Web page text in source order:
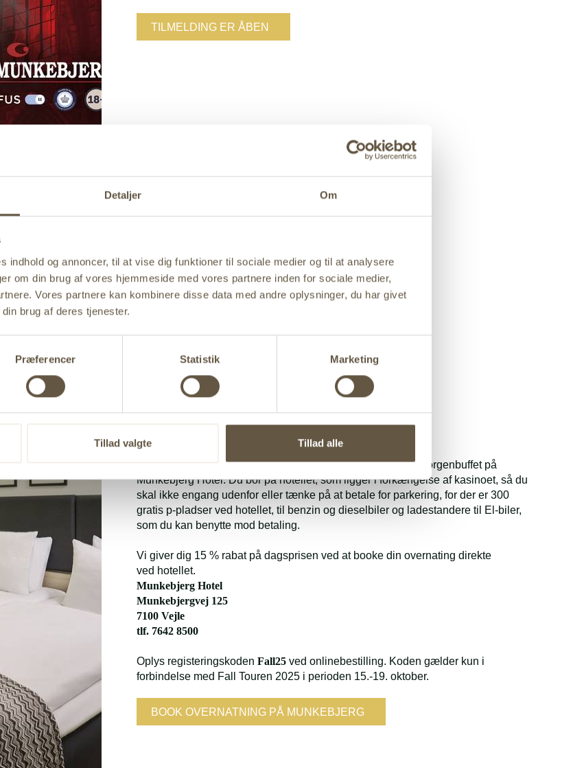
Detaljer Om
indhold og annoncer, til at vise dig funktioner til sociale medier og til at analysere
om din brug af vores hjemmeside med vores partnere inden for sociale medier,
Vores partnere kan kombinere disse data med andre oplysninger, du har givet
brug af deres tjenester.
Præferencer Statistik Marketing
Tillad valgte Tillad alle
TILMELDING ER ÅBEN
Det koster kr. 1.150,- at spille med
har et lavt buy-in. Det betyder, at alle har en chance for at være med.
to dage er med dobbeltstart. Alle dage er der sen registrering.
købe dig ind i turneringen helt indtil første pause – der er dermed
hvor mange starter du giver et skud. Så får man den største stack
Så der er mange muligheder for at komme med i finalen.
Deep Stack er også tilbage på programmet og koster kr. 1.150,- at
der også blive nogle gode præmier til de bedste spillere.
Pokerovernatning med rabat
Overnatning på Munkebjerg Hotel i Vejle
Book en hyggelig overnatning i standardværelse inkl. stor morgenbuffet på
Munkebjerg Hotel. Du bor på hotellet, som ligger i forkængelse af kasinoet, så du
skal ikke engang udenfor eller tænke på at betale for parkering, for der er 300
gratis p-pladser ved hotellet, til benzin og dieselbiler og ladestandere til El-biler,
som du kan benytte mod betaling.
Vi giver dig 15 % rabat på dagsprisen ved at booke din overnating direkte
ved hotellet.
Munkebjerg Hotel
Munkebjergvej 125
7100 Vejle
tlf. 7642 8500
Oplys registeringskoden Fall25 ved onlinebestilling. Koden gælder kun i
forbindelse med Fall Touren 2025 i perioden 15.-19. oktober.
BOOK OVERNATNING PÅ MUNKEBJERG